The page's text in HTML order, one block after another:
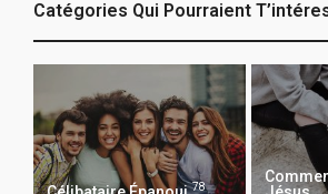
Catégories Qui Pourraient
78